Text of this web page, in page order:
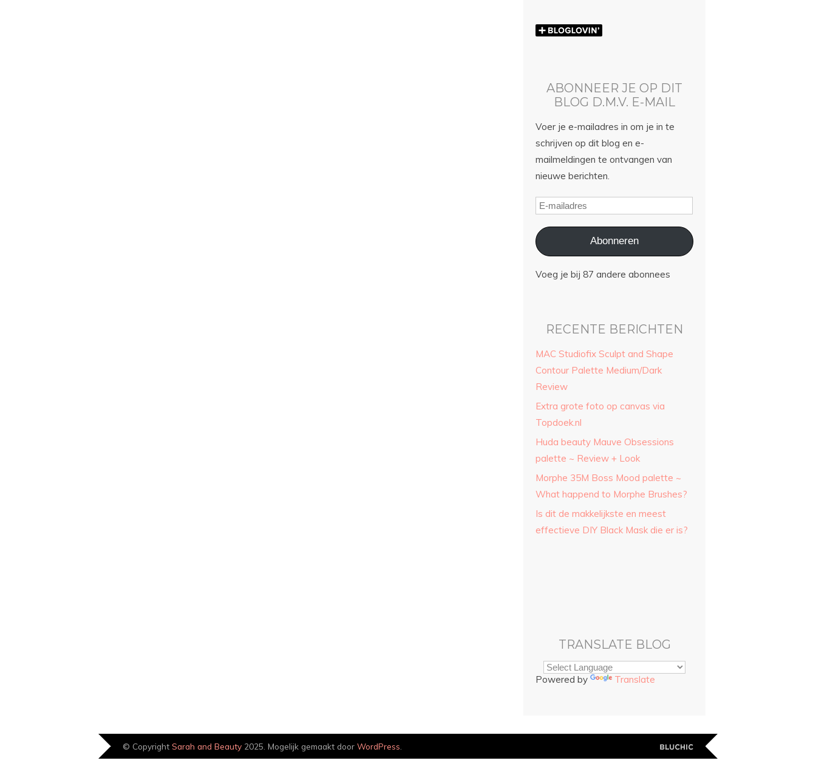
ABONNEER JE OP DIT
BLOG D.M.V. E-MAIL
Voer je e-mailadres in om je in te
schrijven op dit blog en e-
mailmeldingen te ontvangen van
nieuwe berichten.
Abonneren
Voeg je bij 87 andere abonnees
RECENTE BERICHTEN
MAC Studiofix Sculpt and Shape
Contour Palette Medium/Dark
Review
Extra grote foto op canvas via
Topdoek.nl
Huda beauty Mauve Obsessions
palette ~ Review + Look
Morphe 35M Boss Mood palette ~
What happend to Morphe Brushes?
Is dit de makkelijkste en meest
effectieve DIY Black Mask die er is?
TRANSLATE BLOG
Powered by Translate
© Copyright Sarah and Beauty 2025. Mogelijk gemaakt door WordPress